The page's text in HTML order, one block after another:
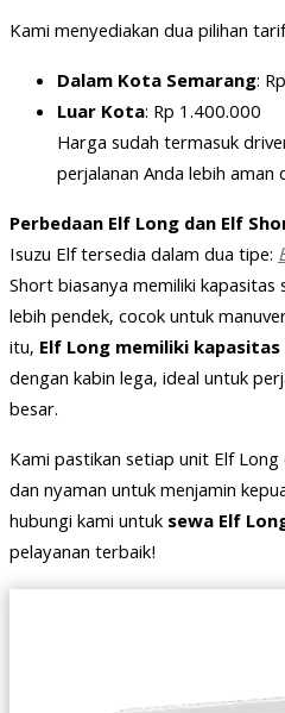
Kami menyediakan dua pilihan
Dalam Kota Semarang:
Luar Kota: Rp 1.400.000
Harga sudah termasuk
perjalanan Anda lebih aman
Perbedaan Elf Long dan Elf
Isuzu Elf tersedia dalam dua tipe:
Short biasanya memiliki
lebih pendek, cocok untuk
itu, Elf Long memiliki
dengan kabin lega, ideal untuk
besar.
Kami pastikan setiap unit Elf
dan nyaman untuk menjamin
hubungi kami untuksewa Elf
pelayanan terbaik!